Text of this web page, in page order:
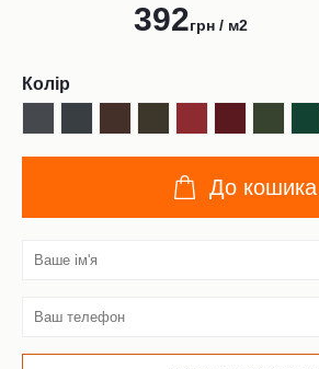
392грн / м2
Колір
До кошика